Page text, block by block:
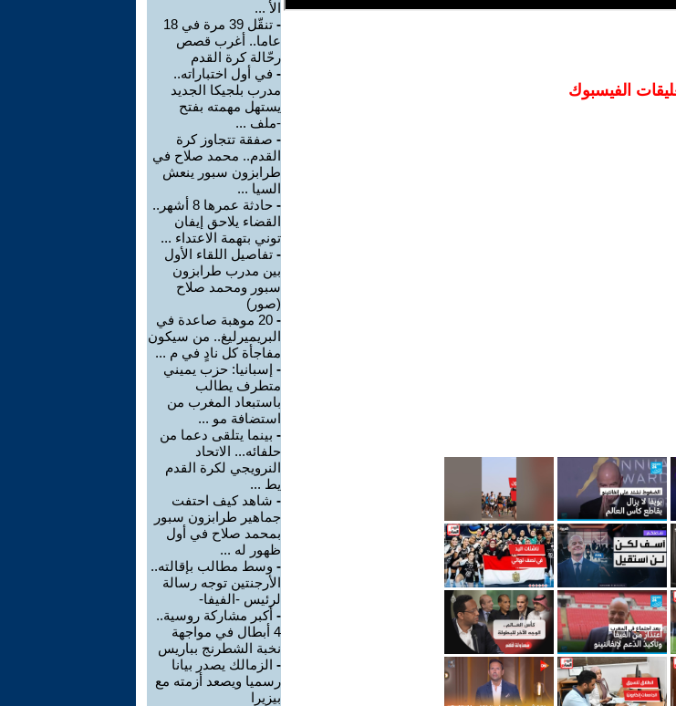
الفيسبوك
الأ ...
-
تنقّل 39 مرة في 18
عاما.. أغرب قصص
رحّالة كرة القدم
- في أول اختباراته..
مدرب بلجيكا الجديد
يستهل مهمته بفتح
-ملف ...
- صفقة تتجاوز كرة
القدم.. محمد صلاح في
طرابزون سبور ينعش
السيا ...
-
حادثة عمرها 8 أشهر..
القضاء يلاحق إيفان
توني بتهمة الاعتداء ...
- تفاصيل اللقاء الأول
بين مدرب طرابزون
سبور ومحمد صلاح
(صور)
-
20 موهبة صاعدة في
البريميرليغ.. من سيكون
مفاجأة كل نادٍ في م ...
- إسبانيا: حزب يميني
متطرف يطالب
باستبعاد المغرب من
استضافة مو ...
- بينما يتلقى دعما من
حلفائه... الاتحاد
النرويجي لكرة القدم
يط ...
- شاهد كيف احتفت
جماهير طرابزون سبور
بمحمد صلاح في أول
ظهور له ...
- وسط مطالب بإقالته..
الأرجنتين توجه رسالة
لرئيس -الفيفا-
- أكبر مشاركة روسية..
4 أبطال في مواجهة
نخبة الشطرنج بباريس
- الزمالك يصدر بيانا
رسميا ويصعد أزمته مع
بيزيرا